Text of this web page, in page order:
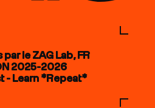
le ZAG Lab, FR
2025-2026
- Learn *Repeat*